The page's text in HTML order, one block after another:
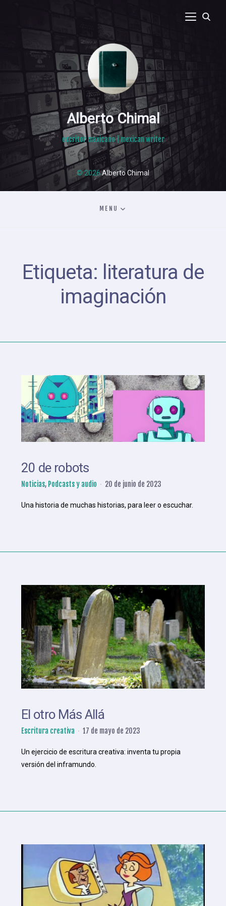
Alberto Chimal
escritor mexicano | mexican writer
© 2026Alberto Chimal
MENU
Etiqueta: literatura de
imaginación
20 de robots
Noticias, Podcasts y audio 20 de junio de 2023
Una historia de muchas historias, para leer o escuchar.
El otro Más Allá
Escritura creativa 17 de mayo de 2023
Un ejercicio de escritura creativa: inventa tu propia
versión del inframundo.